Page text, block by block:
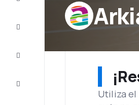
Utiliza el